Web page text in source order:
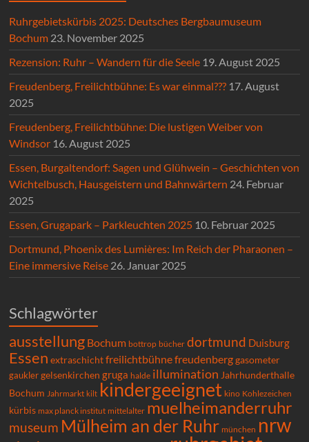
Ruhrgebietskürbis 2025: Deutsches Bergbaumuseum
Bochum 23. November 2025
Rezension: Ruhr – Wandern für die Seele 19. August 2025
Freudenberg, Freilichtbühne: Es war einmal??? 17. August
2025
Freudenberg, Freilichtbühne: Die lustigen Weiber von
Windsor 16. August 2025
Essen, Burgaltendorf: Sagen und Glühwein – Geschichten von
Wichtelbusch, Hausgeistern und Bahnwärtern 24. Februar
2025
Essen, Grugapark – Parkleuchten 2025 10. Februar 2025
Dortmund, Phoenix des Lumières: Im Reich der Pharaonen –
Eine immersive Reise 26. Januar 2025
Schlagwörter
ausstellung Bochum bottrop bücher dortmund Duisburg
Essen extraschicht freilichtbühnefreudenberg gasometer
gaukler gelsenkirchen gruga halde illumination Jahrhunderthalle
Bochum Jahrmarkt kilt kindergeeignet kino Kohlezeichen
kürbis max planck institut mittelalter muelheimanderruhr
museum Mülheim an der Ruhr münchen nrw